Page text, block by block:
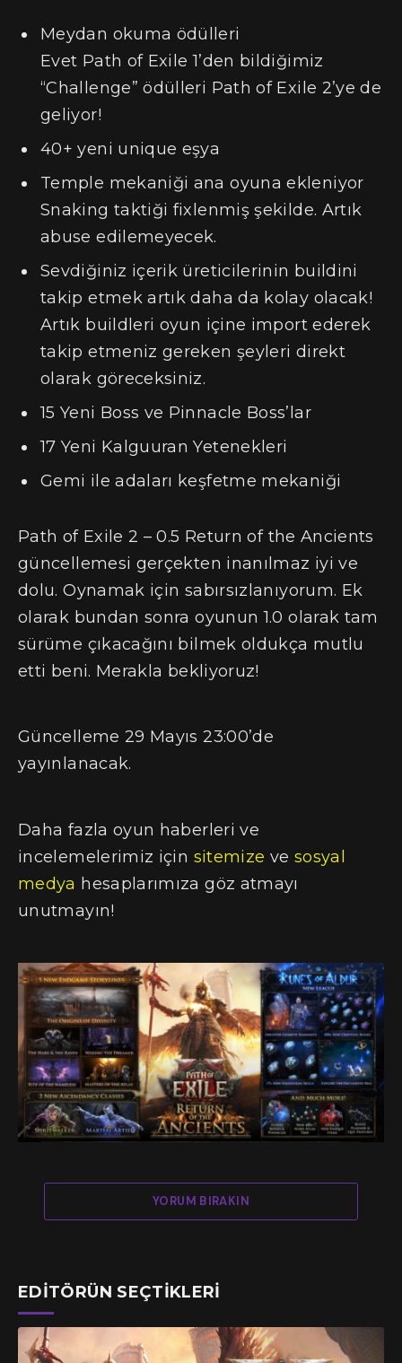
Meydan okuma ödülleri
Evet Path of Exile 1’den bildiğimiz
“Challenge” ödülleri Path of Exile 2’ye de
geliyor!
40+ yeni unique eşya
Temple mekaniği ana oyuna ekleniyor
Snaking taktiği fixlenmiş şekilde. Artık
abuse edilemeyecek.
Sevdiğiniz içerik üreticilerinin buildini
takip etmek artık daha da kolay olacak!
Artık buildleri oyun içine import ederek
takip etmeniz gereken şeyleri direkt
olarak göreceksiniz.
15 Yeni Boss ve Pinnacle Boss’lar
17 Yeni Kalguuran Yetenekleri
Gemi ile adaları keşfetme mekaniği
Path of Exile 2 – 0.5 Return of the Ancients
güncellemesi gerçekten inanılmaz iyi ve
dolu. Oynamak için sabırsızlanıyorum. Ek
olarak bundan sonra oyunun 1.0 olarak tam
sürüme çıkacağını bilmek oldukça mutlu
etti beni. Merakla bekliyoruz!
Güncelleme 29 Mayıs 23:00’de
yayınlanacak.
Daha fazla oyun haberleri ve
incelemelerimiz için sitemize ve sosyal
medya hesaplarımıza göz atmayı
unutmayın!
YORUM BIRAKIN
EDITÖRÜN SEÇTIKLERI